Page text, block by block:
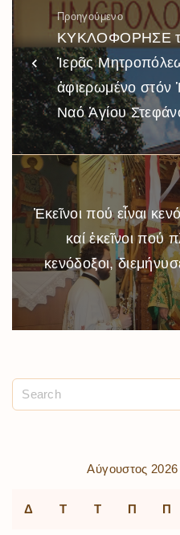
Προηγούμενο
ΚΥΚΛΟΦΟΡΗΣΕ τό
Ἱερᾶς
ἀφιερωμένο στόν
Ναό Ἁγίου
Ἐκεῖνοι πού εἶναι
καί ἐκεῖνοι πού
κενόδοξοι,
Αύγουστος 2026
Δ Τ Τ Π Π